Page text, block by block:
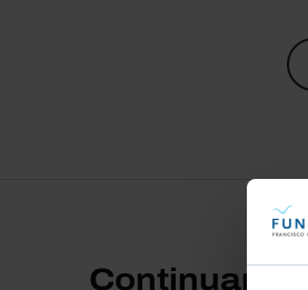
Continuar a